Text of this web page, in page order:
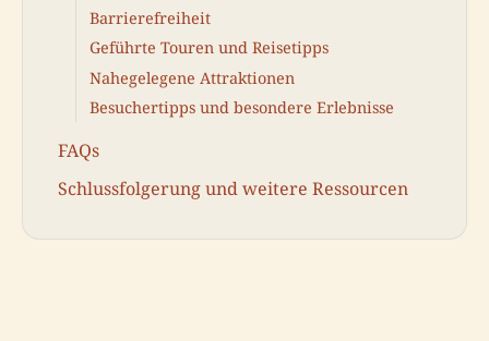
Barrierefreiheit
Geführte Touren und Reisetipps
Nahegelegene Attraktionen
Besuchertipps und besondere Erlebnisse
FAQs
Schlussfolgerung und weitere Ressourcen